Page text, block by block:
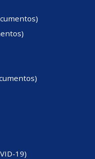
19)